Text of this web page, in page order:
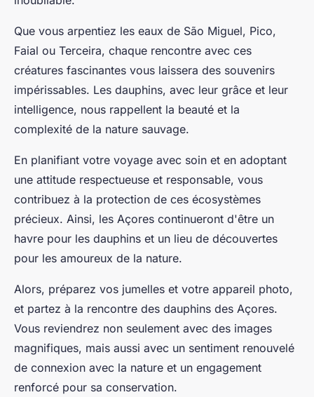
Que vous arpentiez les eaux de São Miguel, Pico,
Faial ou Terceira, chaque rencontre avec ces
créatures fascinantes vous laissera des souvenirs
impérissables. Les dauphins, avec leur grâce et leur
intelligence, nous rappellent la beauté et la
complexité de la nature sauvage.
En planifiant votre voyage avec soin et en adoptant
une attitude respectueuse et responsable, vous
contribuez à la protection de ces écosystèmes
précieux. Ainsi, les Açores continueront d'être un
havre pour les dauphins et un lieu de découvertes
pour les amoureux de la nature.
Alors, préparez vos jumelles et votre appareil photo,
et partez à la rencontre des dauphins des Açores.
Vous reviendrez non seulement avec des images
magnifiques, mais aussi avec un sentiment renouvelé
de connexion avec la nature et un engagement
renforcé pour sa conservation.